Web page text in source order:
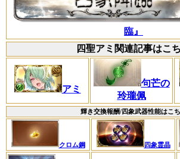
臨』
四聖アミ関連記事はこ
アミ
句芒の
玲瓏佩
輝き交換報酬/四象武器性能はこ
クロム鋼 四象霊晶